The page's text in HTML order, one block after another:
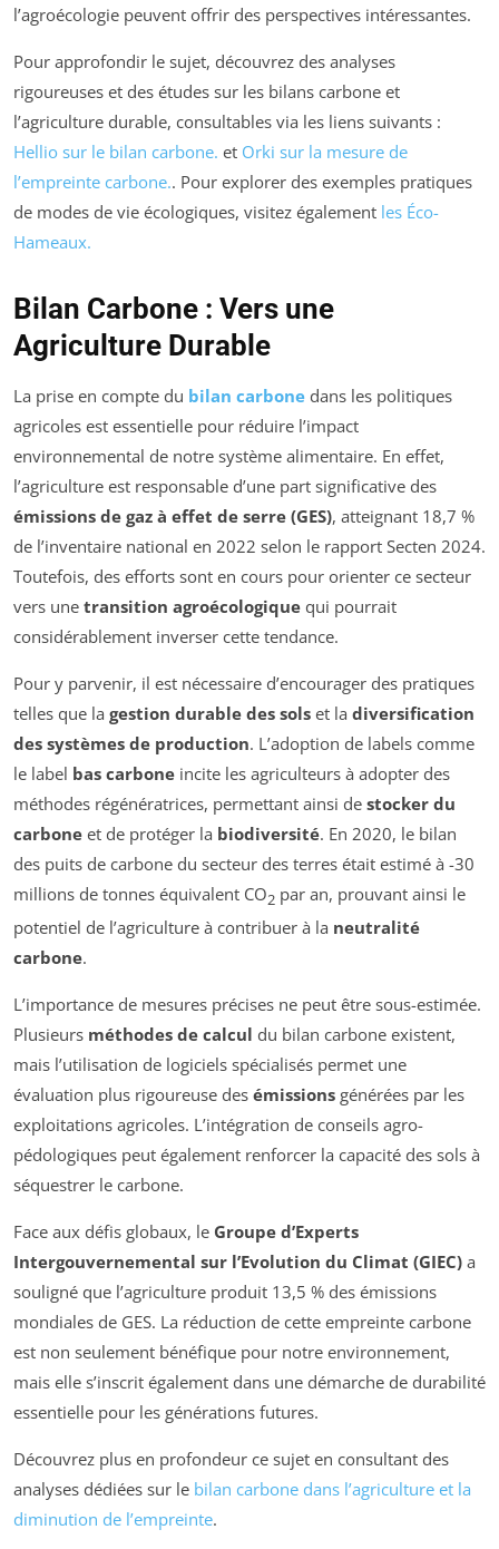
l’agroécologie peuvent offrir des perspectives intéressantes.
Pour approfondir le sujet, découvrez des analyses
rigoureuses et des études sur les bilans carbone et
l’agriculture durable, consultables via les liens suivants :
Hellio sur le bilan carbone. et Orki sur la mesure de
l’empreinte carbone.. Pour explorer des exemples pratiques
de modes de vie écologiques, visitez également les Éco-
Hameaux.
Bilan Carbone : Vers une
Agriculture Durable
La prise en compte du bilan carbone dans les politiques
agricoles est essentielle pour réduire l’impact
environnemental de notre système alimentaire. En effet,
l’agriculture est responsable d’une part significative des
émissions de gaz à effet de serre (GES), atteignant 18,7 %
de l’inventaire national en 2022 selon le rapport Secten 2024.
Toutefois, des efforts sont en cours pour orienter ce secteur
vers une transition agroécologique qui pourrait
considérablement inverser cette tendance.
Pour y parvenir, il est nécessaire d’encourager des pratiques
telles que la gestion durable des sols et la diversification
des systèmes de production. L’adoption de labels comme
le label bas carbone incite les agriculteurs à adopter des
méthodes régénératrices, permettant ainsi de stocker du
carbone et de protéger la biodiversité. En 2020, le bilan
des puits de carbone du secteur des terres était estimé à -30
millions de tonnes équivalent CO2 par an, prouvant ainsi le
potentiel de l’agriculture à contribuer à la neutralité
carbone.
L’importance de mesures précises ne peut être sous-estimée.
Plusieurs méthodes de calcul du bilan carbone existent,
mais l’utilisation de logiciels spécialisés permet une
évaluation plus rigoureuse des émissions générées par les
exploitations agricoles. L’intégration de conseils agro-
pédologiques peut également renforcer la capacité des sols à
séquestrer le carbone.
Face aux défis globaux, le Groupe d’Experts
Intergouvernemental sur l’Evolution du Climat (GIEC) a
souligné que l’agriculture produit 13,5 % des émissions
mondiales de GES. La réduction de cette empreinte carbone
est non seulement bénéfique pour notre environnement,
mais elle s’inscrit également dans une démarche de durabilité
essentielle pour les générations futures.
Découvrez plus en profondeur ce sujet en consultant des
analyses dédiées sur le bilan carbone dans l’agriculture et la
diminution de l’empreinte.